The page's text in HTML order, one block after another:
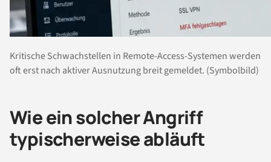
Kritische Schwachstellen in Remote-Access-Systemen werden
oft erst nach aktiver Ausnutzung breit gemeldet. (Symbolbild)
Wie ein solcher Angriff
typischerweise abläuft